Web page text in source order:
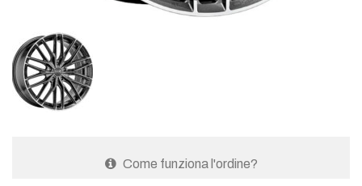
Come funziona l'ordine?